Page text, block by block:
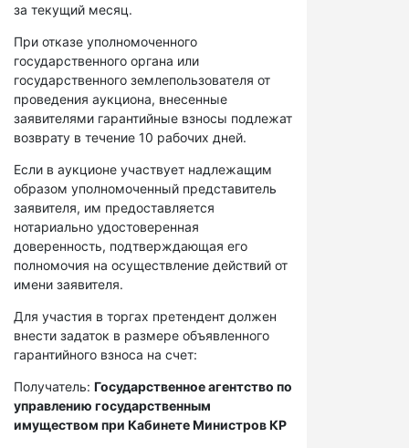
за текущий месяц.
При отказе уполномоченного
государственного органа или
государственного землепользователя от
проведения аукциона, внесенные
заявителями гарантийные взносы подлежат
возврату в течение 10 рабочих дней.
Если в аукционе участвует надлежащим
образом уполномоченный представитель
заявителя, им предоставляется
нотариально удостоверенная
доверенность, подтверждающая его
полномочия на осуществление действий от
имени заявителя.
Для участия в торгах претендент должен
внести задаток в размере объявленного
гарантийного взноса на счет:
Получатель: Государственное агентство по
управлению государственным
имуществом при Кабинете Министров КР